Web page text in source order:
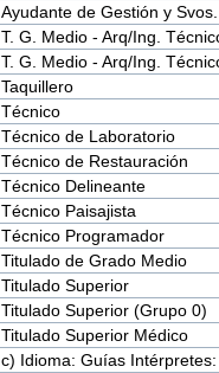
Ayudante de Gestión y Svos.
T. G. Medio - Arq/Ing.
T. G. Medio - Arq/Ing.
Taquillero
Técnico
Técnico de Laboratorio
Técnico de Restauración
Técnico Delineante
Técnico Paisajista
Técnico Programador
Titulado de Grado Medio
Titulado Superior
Titulado Superior (Grupo 0)
Titulado Superior Médico
c) Idioma: Guías Intérpretes: